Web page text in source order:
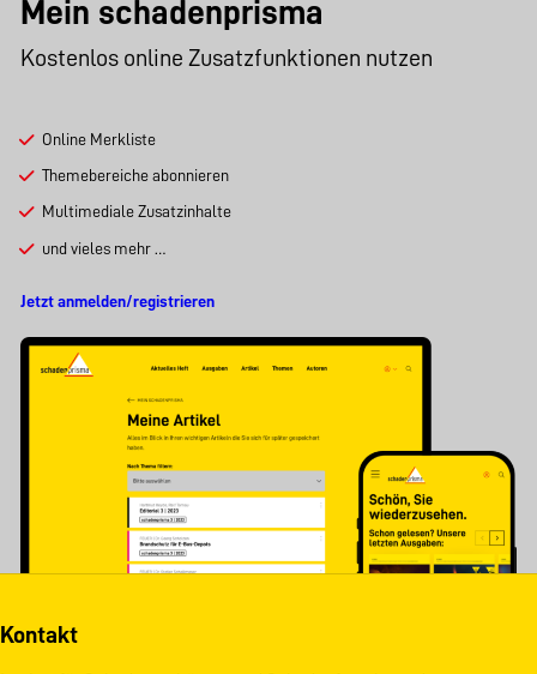
Mein schadenprisma
Kostenlos online Zusatzfunktionen nutzen
Online Merkliste
Themebereiche abonnieren
Multimediale Zusatzinhalte
und vieles mehr …
Jetzt anmelden/registrieren
Kontakt